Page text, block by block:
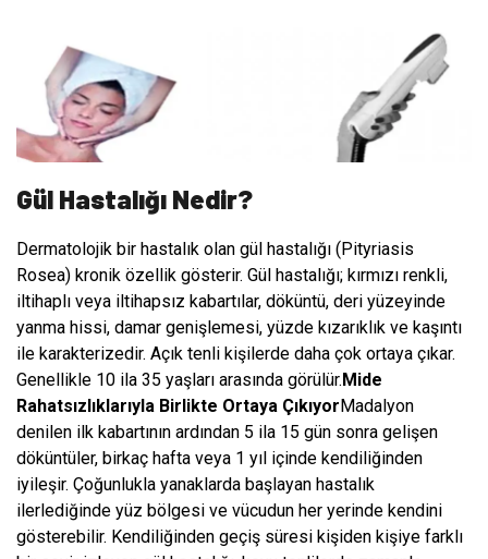
Gül Hastalığı Nedir?
Dermatolojik bir hastalık olan gül hastalığı (Pityriasis
Rosea) kronik özellik gösterir. Gül hastalığı; kırmızı renkli,
iltihaplı veya iltihapsız kabartılar, döküntü, deri yüzeyinde
yanma hissi, damar genişlemesi, yüzde kızarıklık ve kaşıntı
ile karakterizedir. Açık tenli kişilerde daha çok ortaya çıkar.
Genellikle 10 ila 35 yaşları arasında görülür.Mide
Rahatsızlıklarıyla Birlikte Ortaya ÇıkıyorMadalyon
denilen ilk kabartının ardından 5 ila 15 gün sonra gelişen
döküntüler, birkaç hafta veya 1 yıl içinde kendiliğinden
iyileşir. Çoğunlukla yanaklarda başlayan hastalık
ilerlediğinde yüz bölgesi ve vücudun her yerinde kendini
gösterebilir. Kendiliğinden geçiş süresi kişiden kişiye farklı